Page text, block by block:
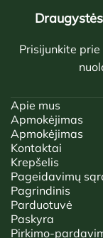
Prisijunkite
Apie mus
Apmokėjimas
Apmokėjimas
Kontaktai
Krepšelis
Pageidavimų
Pagrindinis
Parduotuvė
Paskyra
Pirkimo-